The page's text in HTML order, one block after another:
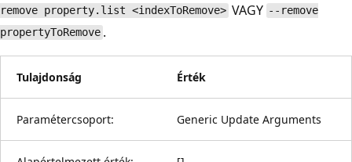
remove property.list <indexToRemove> VAGY --remove
propertyToRemove .
Tulajdonság Érték
Paramétercsoport: Generic Update Arguments